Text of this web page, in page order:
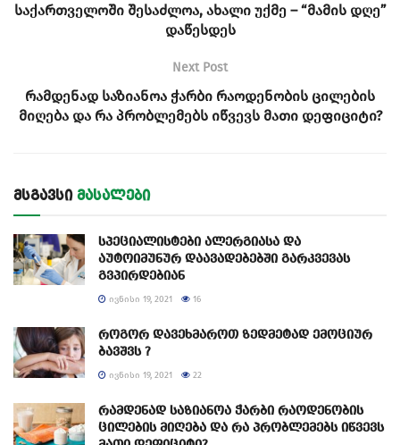
საქართველოში შესაძლოა, ახალი უქმე – “მამის დღე”
დაწესდეს
Next Post
რამდენად საზიანოა ჭარბი რაოდენობის ცილების
მიღება და რა პრობლემებს იწვევს მათი დეფიციტი?
მსგავსი მასალები
სპეციალისტები ალერგიასა და
აუტოიმუნურ დაავადებებში გარკვევას
გვპირდებიან
ᲘᲕᲜᲘᲡᲘ 19, 2021 16
როგორ დავეხმაროთ ზედმეტად ემოციურ
ბავშვს ?
ᲘᲕᲜᲘᲡᲘ 19, 2021 22
რამდენად საზიანოა ჭარბი რაოდენობის
ცილების მიღება და რა პრობლემებს იწვევს